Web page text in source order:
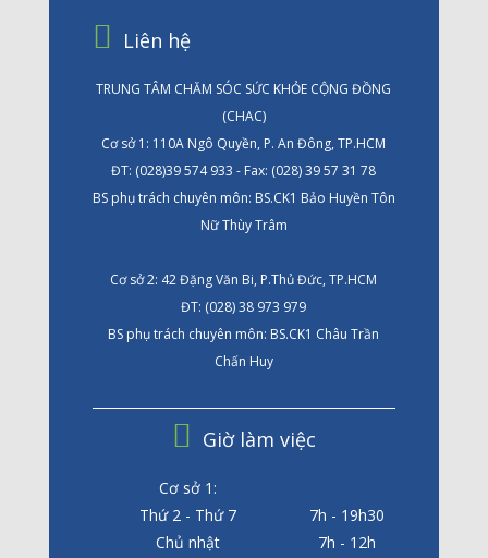
Liên hệ
TRUNG TÂM CHĂM SÓC SỨC KHỎE CỘNG ĐỒNG
(CHAC)
Cơ sở 1: 110A Ngô Quyền, P. An Đông, TP.HCM
ĐT: (028)39 574 933 - Fax: (028) 39 57 31 78
BS phụ trách chuyên môn: BS.CK1 Bảo Huyền Tôn
Nữ Thùy Trâm
Cơ sở 2: 42 Đặng Văn Bi, P.Thủ Đức, TP.HCM
ĐT: (028) 38 973 979
BS phụ trách chuyên môn: BS.CK1 Châu Trần
Chấn Huy
Giờ làm việc
Cơ sở 1:
Thứ 2 - Thứ 7
7h - 19h30
Chủ nhật
7h - 12h